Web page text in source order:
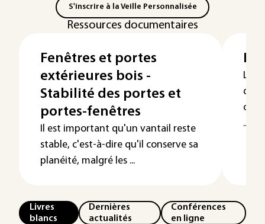
S'inscrire à la Veille Personnalisée
Ressources documentaires
Fenêtres et portes
extérieures bois -
Stabilité des portes et
portes-fenêtres
Il est important qu'un vantail reste
stable, c'est-à-dire qu'il conserve sa
planéité, malgré les ...
Le
de
ou
...
Livres
blancs
Dernières
actualités
Conférences
en ligne